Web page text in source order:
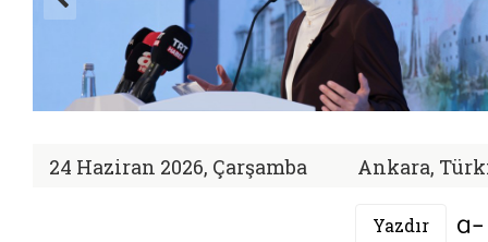
24 Haziran 2026, Çarşamba Ankara,
Yazdır